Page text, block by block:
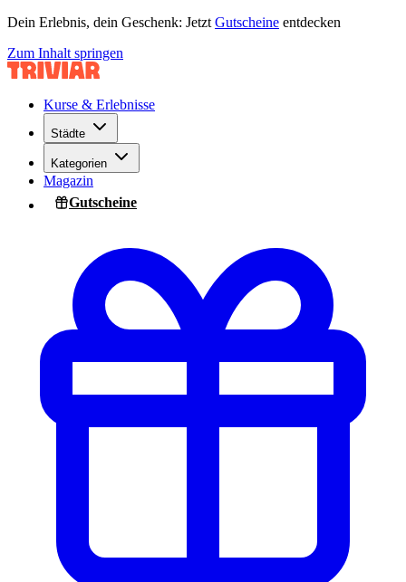
Dein Erlebnis, dein Geschenk: Jetzt Gutscheine entdecken
Zum Inhalt springen
Kurse & Erlebnisse
Städte
Kategorien
Magazin
Gutscheine